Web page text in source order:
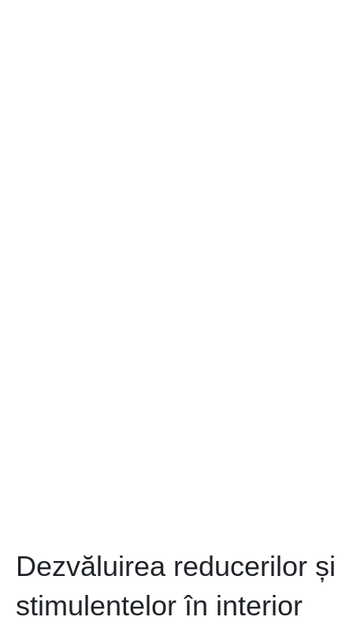
Dezvăluirea reducerilor și
stimulentelor în interior